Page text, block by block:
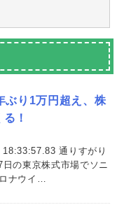
ぶり1万円超え、株
！
通りすがり
の東京株式市場でソニ
ナウイ…